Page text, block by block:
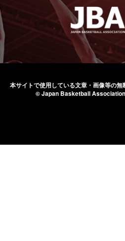
本サイトで使用している文章・画像等の無
© Japan Basketball